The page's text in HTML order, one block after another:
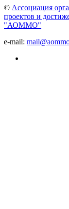
© Ассоциация
проектов и
"АОММО"
e-mail: